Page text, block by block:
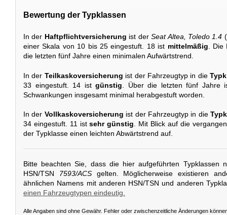
Bewertung der Typklassen
In der Haftpflichtversicherung ist derSeat Altea, Toledo 1.4
einer Skala von 10 bis 25 eingestuft. 18 ist mittelmäßig .
die letzten fünf Jahre einen minimalen Aufwärtstrend.
In der Teilkaskoversicherung ist der Fahrzeugtyp in die
33 eingestuft. 14 ist günstig . Über die letzten fünf Jahre
Schwankungen insgesamt minimal herabgestuft worden.
In der Vollkaskoversicherung ist der Fahrzeugtyp in die
34 eingestuft. 11 istsehr günstig. Mit Blick auf die
der Typklasse einen leichten Abwärtstrend auf.
Bitte beachten Sie, dass die hier aufgeführten Typklassen
HSN/TSN 7593/ACSgelten. Möglicherweise existieren
ähnlichen Namens mit anderen HSN/TSN und anderen
einen Fahrzeugtypen eindeutig.
Alle Angaben sind ohne Gewähr. Fehler oder zwischenzeitliche Änderungen